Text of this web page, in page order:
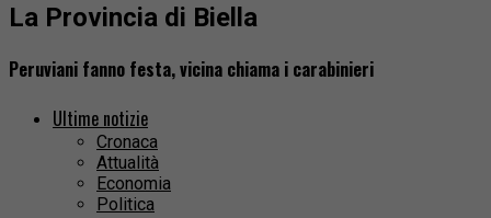
La Provincia di Biella
Peruviani fanno festa, vicina chiama i carabinieri
Ultime notizie
Cronaca
Attualità
Economia
Politica